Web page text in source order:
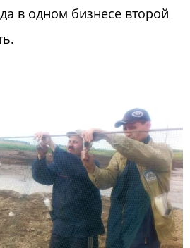
в одном бизнесе второй